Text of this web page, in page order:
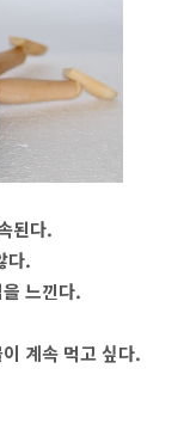
된다.
다.
느낀다.
계속 먹고 싶다.